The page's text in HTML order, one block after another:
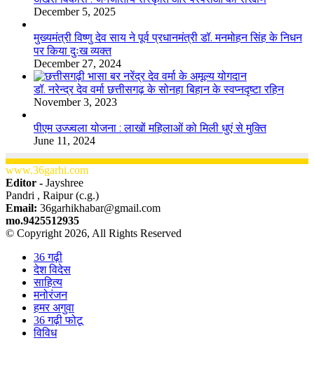
December 5, 2025
मुख्यमंत्री विष्णु देव साय ने पूर्व प्रधानमंत्री डॉ. मनमोहन सिंह के निधन
पर किया दुःख व्यक्त
December 27, 2024
डॉ. नरेन्द्र देव वर्मा छत्तीसगढ़ के सोनहा बिहान के स्वप्नदृष्टा रहिन
November 3, 2023
पीएम उज्ज्वला योजना : लाखों महिलाओं को मिली धुएं से मुक्ति
June 11, 2024
www.36garhi.com
Editor - Jayshree
Pandri , Raipur (c.g.)
Email: 36garhikhabar@gmail.com
mo.9425512935
© Copyright 2026, All Rights Reserved
36 गढ़ी
देश विदेस
साहित्य
मनोरंजन
हमर अगुवा
36 गढ़ी फोटू
विविध